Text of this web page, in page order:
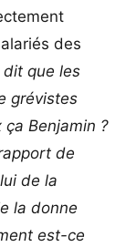
des
dit que les
grévistes
ça Benjamin ?
de
de la
la donne
est-ce